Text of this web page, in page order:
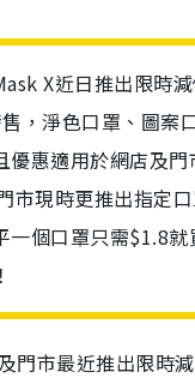
X近日推出限時
，淨色口罩、圖案
優惠適用於網店及門
市現時更推出指定
一個口罩只需$1.8就
門市最近推出限時